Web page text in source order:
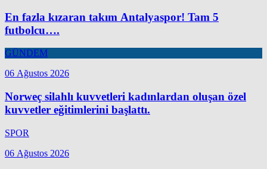
En fazla kızaran takım Antalyaspor! Tam 5
futbolcu….
GÜNDEM
06 Ağustos 2026
Norweç silahlı kuvvetleri kadınlardan oluşan özel
kuvvetler eğitimlerini başlattı.
SPOR
06 Ağustos 2026